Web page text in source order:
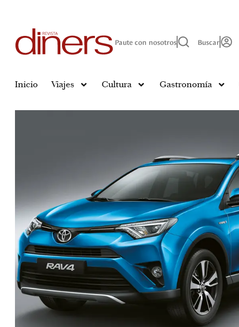
Paute con nosotros Buscar
Inicio Viajes Cultura Gastronomía